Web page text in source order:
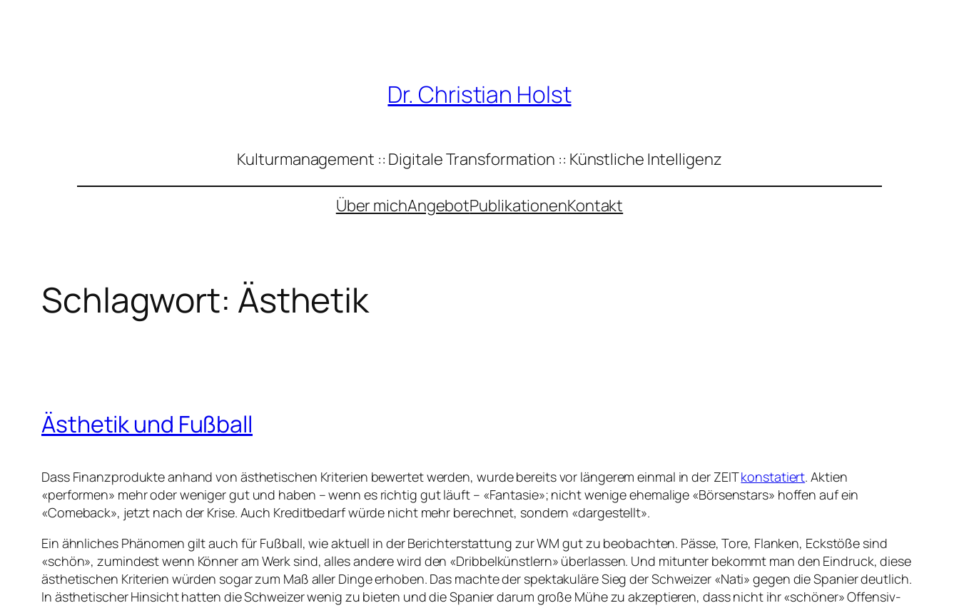
Dr. Christian Holst
Kulturmanagement :: Digitale Transformation :: Künstliche Intelligenz
Über michAngebotPublikationenKontakt
Schlagwort: Ästhetik
Ästhetik und Fußball
Dass Finanzprodukte anhand von ästhetischen Kriterien bewertet werden, wurde bereits vor längerem einmal in der ZEITkonstatiert. Aktien
«performen» mehr oder weniger gut und haben – wenn es richtig gut läuft – «Fantasie»; nicht wenige ehemalige «Börsenstars» hoffen auf ein
«Comeback», jetzt nach der Krise. Auch Kreditbedarf würde nicht mehr berechnet, sondern «dargestellt».
Ein ähnliches Phänomen gilt auch für Fußball, wie aktuell in der Berichterstattung zur WM gut zu beobachten. Pässe, Tore, Flanken, Eckstöße sind
«schön», zumindest wenn Könner am Werk sind, alles andere wird den «Dribbelkünstlern» überlassen. Und mitunter bekommt man den Eindruck, diese
ästhetischen Kriterien würden sogar zum Maß aller Dinge erhoben. Das machte der spektakuläre Sieg der Schweizer «Nati» gegen die Spanier deutlich.
In ästhetischer Hinsicht hatten die Schweizer wenig zu bieten und die Spanier darum große Mühe zu akzeptieren, dass nicht ihr «schöner» Offensiv-